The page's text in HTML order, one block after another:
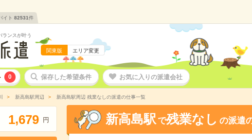
イト 82531件
ランスが叶う
関東版 エリア変更
0 保存した希望条件 お気に入りの派遣会社
新高島駅周辺 新高島駅周辺 残業なしの派遣の仕事一覧
1,679 円 新高島駅 で残業なし の派遣